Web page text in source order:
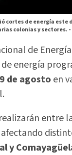
cortes de energía este
colonias y sectores. -
de
energía
de agosto en
entre
y